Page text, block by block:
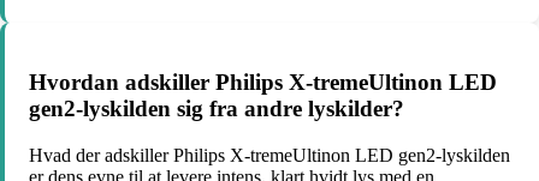
Hvordan adskiller Philips X-tremeUltinon LED
gen2-lyskilden sig fra andre lyskilder?
Hvad der adskiller Philips X-tremeUltinon LED gen2-lyskilden
er dens evne til at levere intens, klart hvidt lys med en